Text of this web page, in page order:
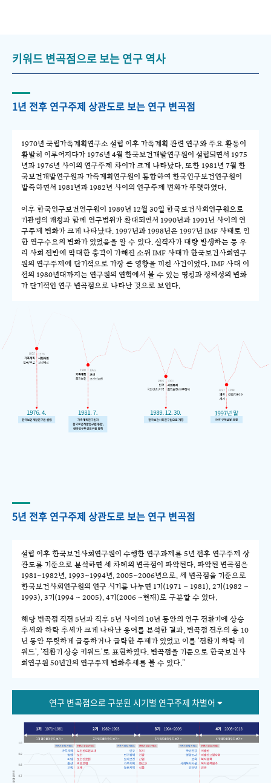
키워드 변곡점으로 보는 연구 역사
1년 전후 연구주제 상관도로 보는 연구 변곡점
1970년 국립가족계획연구소 설립 이후 가족계획 관련 연구와 주요 활동이
활발히 이루어지다가 1976년 4월 한국보건개발연구원이 설립되면서 1975
년과 1976년 사이의 연구주제 차이가 크게 나타났다. 또한 1981년 7월 한
국보건개발연구원과 가족계획연구원이 통합하여 한국인구보건연구원이
발족하면서 1981년과 1982년 사이의 연구주제 변화가 뚜렷하였다.
이후 한국인구보건연구원이 1989년 12월 30일 한국보건사회연구원으로
기관명의 개칭과 함께 연구범위가 확대되면서 1990년과 1991년 사이의 연
구주제 변화가 크게 나타났다. 1997년과 1998년은 1997년 IMF 사태로 인
한 연구수요의 변화가 있었음을 알 수 있다. 실직자가 대량 발생하는 등 우
리 사회 전반에 막대한 충격이 가해진 소위 IMF 사태가 한국보건사회연구
원의 연구주제에 단기적으로 가장 큰 영향을 끼친 사건이었다. IMF 사태 이
전의 1980년대까지는 연구원의 연혁에서 볼 수 있는 명칭과 정체성의 변화
가 단기적인 연구 변곡점으로 나타난 것으로 보인다.
5년 전후 연구주제 상관도로 보는 연구 변곡점
설립 이후 한국보건사회연구원이 수행한 연구과제를 5년 전후 연구주제 상
관도를 기준으로 분석하면 세 차례의 변곡점이 파악된다. 파악된 변곡점은
1981~1982년, 1993~1994년, 2005~2006년으로, 세 변곡점을 기준으로
한국보건사회연구원의 연구 시기를 나누면 1기(1971 ~ 1981), 2기(1982 ~
1993), 3기(1994 ~ 2005), 4기(2006 ~현재)로 구분할 수 있다.
해당 변곡점 직전 5년과 직후 5년 사이의 10년 동안의 연구 전환기에 상승
추세와 하락 추세가 크게 나타난 용어를 분석한 결과, 변곡점 전후의 총 10
년 동안 뚜렷하게 급증하거나 급락한 주제가 있었고 이를 '전환기 하락 키
워드', '전환기 상승 키워드'로 표현하였다. 변곡점을 기준으로 한국보건사
회연구원 50년간의 연구주제 변화추세를 볼 수 있다."
연구 변곡점으로 구분된 시기별 연구주제 차별어